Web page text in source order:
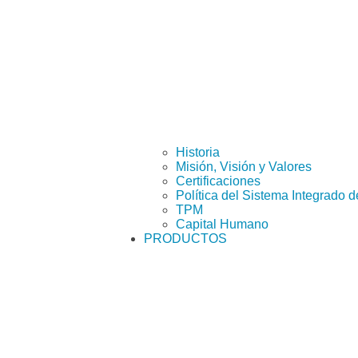
Historia
Misión, Visión y Valores
Certificaciones
Política del Sistema Integrado
TPM
Capital Humano
PRODUCTOS